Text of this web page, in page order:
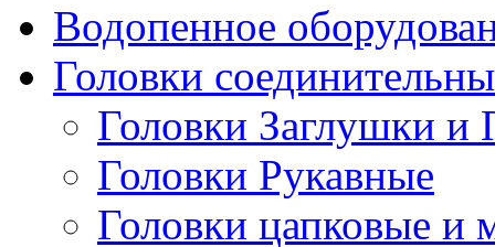
Водопенное
Головки
Головки Заглушки и
Головки Рукавные
Головки цапковые и